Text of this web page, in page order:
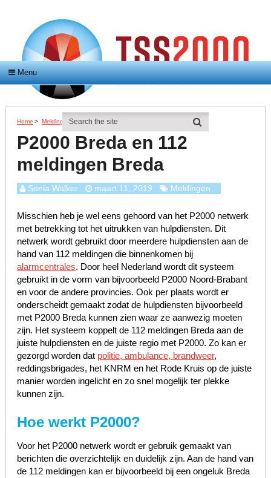
Menu
Home > Meldingen > P2000 Breda En 112 Meldingen Breda
P2000 Breda en 112
meldingen Breda
Sonia Walker maart 11, 2019 Meldingen
Misschien heb je wel eens gehoord van het P2000 netwerk
met betrekking tot het uitrukken van hulpdiensten. Dit
netwerk wordt gebruikt door meerdere hulpdiensten aan de
hand van 112 meldingen die binnenkomen bij
alarmcentrales. Door heel Nederland wordt dit systeem
gebruikt in de vorm van bijvoorbeeld P2000 Noord-Brabant
en voor de andere provincies. Ook per plaats wordt er
onderscheidt gemaakt zodat de hulpdiensten bijvoorbeeld
met P2000 Breda kunnen zien waar ze aanwezig moeten
zijn. Het systeem koppelt de 112 meldingen Breda aan de
juiste hulpdiensten en de juiste regio met P2000. Zo kan er
gezorgd worden dat politie, ambulance, brandweer,
reddingsbrigades, het KNRM en het Rode Kruis op de juiste
manier worden ingelicht en zo snel mogelijk ter plekke
kunnen zijn.
Hoe werkt P2000?
Voor het P2000 netwerk wordt er gebruik gemaakt van
berichten die overzichtelijk en duidelijk zijn. Aan de hand van
de 112 meldingen kan er bijvoorbeeld bij een ongeluk Breda